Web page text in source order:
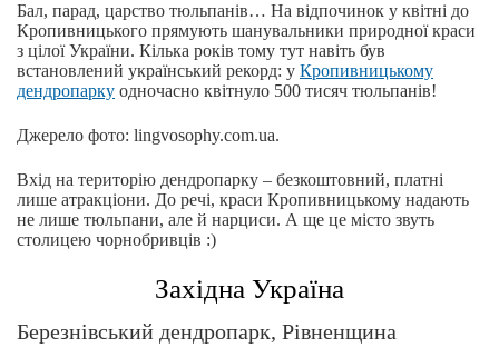
Бал, парад, царство тюльпанів… На відпочинок у квітні до
Кропивницького прямують шанувальники природної краси
з цілої України. Кілька років тому тут навіть був
встановлений український рекорд: у Кропивницькому
дендропарку одночасно квітнуло 500 тисяч тюльпанів!
Джерело фото: lingvosophy.com.ua.
Вхід на територію дендропарку – безкоштовний, платні
лише атракціони. До речі, краси Кропивницькому надають
не лише тюльпани, але й нарциси. А ще це місто звуть
столицею чорнобривців :)
Західна Україна
Березнівський дендропарк, Рівненщина